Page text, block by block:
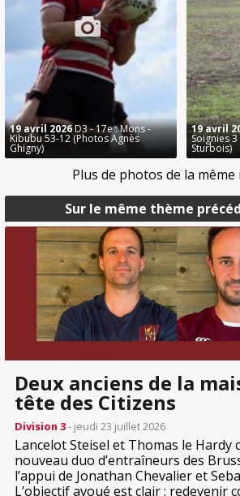
Sur le même thème
Deux anciens de la
tête des Citizens
Division 3- jeudi 23 juillet 2026
Lancelot Steisel et Thomas le Hardy
nouveau duo d’entraîneurs des
l’appui de Jonathan Chevalier et
L’objectif avoué est clair : redevenir
19 avril 2026D3 - 17e : Mons -
Kibubu 53-12 (Photos Agnès
Ghigny)
19 avril
Soignies
Sturbois)
Plus de photos de la